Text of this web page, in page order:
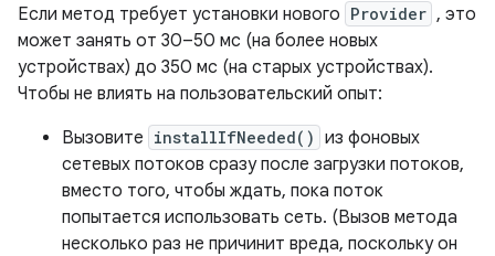
Если метод требует установки нового Provider , это
может занять от 30–50 мс (на более новых
устройствах) до 350 мс (на старых устройствах).
Чтобы не влиять на пользовательский опыт:
Вызовите installIfNeeded() из фоновых
сетевых потоков сразу после загрузки потоков,
вместо того, чтобы ждать, пока поток
попытается использовать сеть. (Вызов метода
несколько раз не причинит вреда, поскольку он